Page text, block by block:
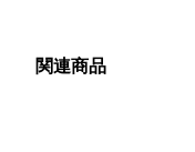
関連商品